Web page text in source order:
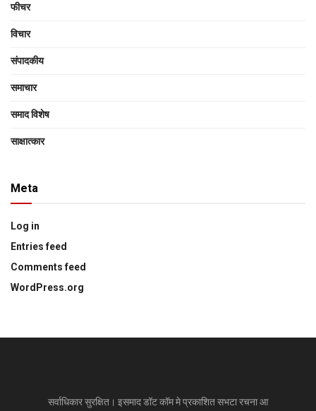
फीचर
विचार
संपादकीय
समाचार
समाद विशेष
साक्षात्‍कार
Meta
Log in
Entries feed
Comments feed
WordPress.org
सर्वाधिकार सुरक्षित। इसमाद डॉट कॉम मे प्रकाशित सभटा रचना आ